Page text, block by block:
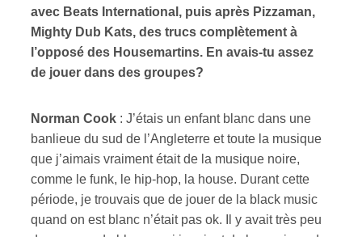
avec Beats International, puis après Pizzaman,
Mighty Dub Kats, des trucs complètement à
l’opposé des Housemartins. En avais-tu assez
de jouer dans des groupes?
Norman Cook : J’étais un enfant blanc dans une
banlieue du sud de l’Angleterre et toute la musique
que j’aimais vraiment était de la musique noire,
comme le funk, le hip-hop, la house. Durant cette
période, je trouvais que de jouer de la black music
quand on est blanc n’était pas ok. Il y avait très peu